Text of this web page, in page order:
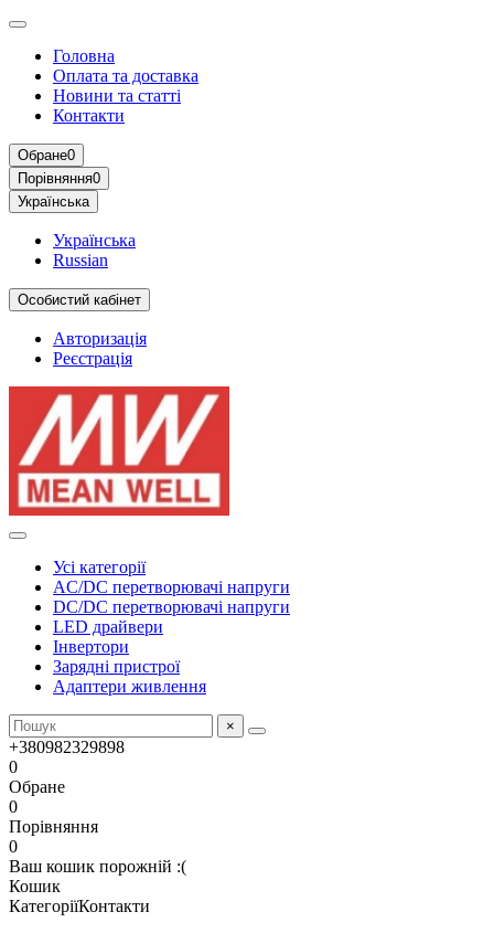
Головна
Оплата та доставка
Новини та статті
Контакти
Обране0
Порівняння0
Українська
Українська
Russian
Особистий кабінет
Авторизація
Реєстрація
Усі категорії
AC/DC перетворювачі напруги
DC/DC перетворювачі напруги
LED драйвери
Інвертори
Зарядні пристрої
Адаптери живлення
×
+380982329898
0
Обране
0
Порівняння
0
Ваш кошик порожній :(
Кошик
КатегоріїКонтакти